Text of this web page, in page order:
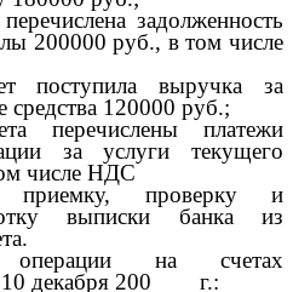
задолженность
200000 руб., в том числе
поступила выручка за
средства 120000 руб.;
перечислены платежи
за услуги текущего
числе НДС
приемку, проверку и
выписки банка из
на счетах
10 декабря 200 г.: